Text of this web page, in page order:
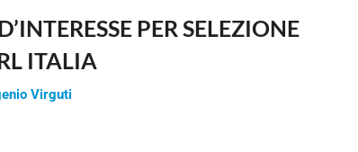
PER SELEZIONE
ITALIA
Virguti